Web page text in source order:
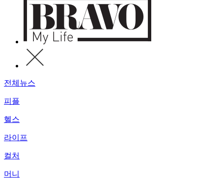
전체뉴스
피플
헬스
라이프
컬처
머니